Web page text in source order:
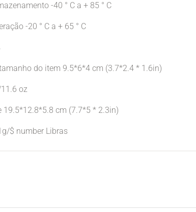
-40 ° C a + 85 ° C
-20 ° C a + 65 ° C
do item 9.5*6*4 cm (3.7*2.4 * 1.6in)
oz
19.5*12.8*5.8 cm (7.7*5 * 2.3in)
$ number Libras